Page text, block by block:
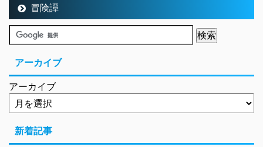
冒険譚
アーカイブ
アーカイブ
新着記事